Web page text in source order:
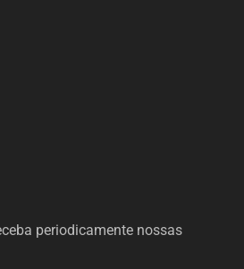
periodicamente nossas